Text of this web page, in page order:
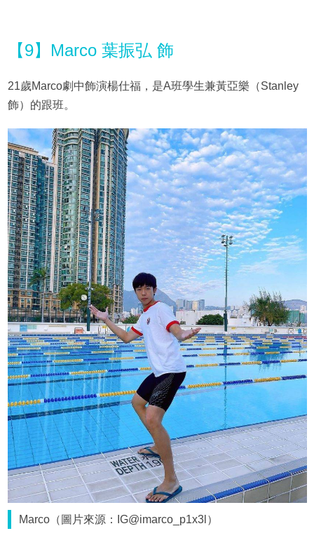
【9】Marco 葉振弘 飾
21歲Marco劇中飾演楊仕福，是A班學生兼黃亞樂（Stanley
飾）的跟班。
Marco（圖片來源：IG@imarco_p1x3l）